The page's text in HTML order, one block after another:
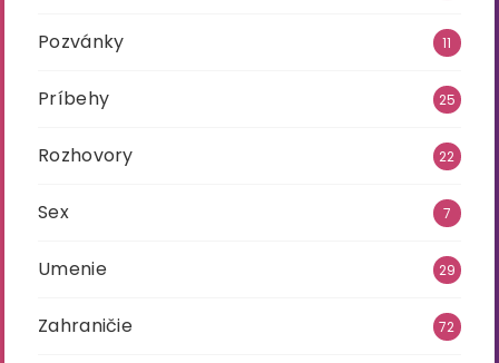
Pozvánky 11
Príbehy 25
Rozhovory 22
Sex 7
Umenie 29
Zahraničie 72